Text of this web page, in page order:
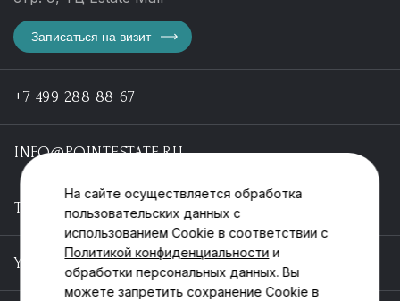
Записаться на визит
+7 499 288 88 67
INFO@POINTESTATE.RU
TELEGRAM
YOUTUBE
На сайте осуществляется обработка
пользовательских данных с
использованием Cookie в соответствии с
Политикой конфиденциальности и
обработки персональных данных. Вы
можете запретить сохранение Cookie в